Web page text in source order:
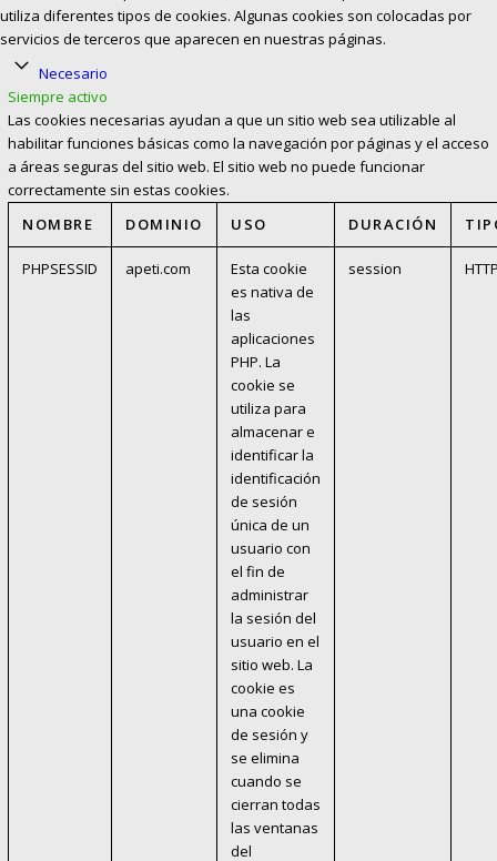
utiliza diferentes tipos de cookies. Algunas cookies son colocadas por
servicios de terceros que aparecen en nuestras páginas.
Necesario
Siempre activo
Las cookies necesarias ayudan a que un sitio web sea utilizable al
habilitar funciones básicas como la navegación por páginas y el acceso
a áreas seguras del sitio web. El sitio web no puede funcionar
correctamente sin estas cookies.
NOMBRE
DOMINIO USO DURACIÓN
PHPSESSID apeti.com
Esta cookie
es nativa de
las
aplicaciones
PHP. La
cookie se
utiliza para
almacenar e
identificar la
identificación
de sesión
única de un
usuario con
el fin de
administrar
la sesión del
usuario en el
sitio web. La
cookie es
una cookie
de sesión y
se elimina
cuando se
cierran todas
las ventanas
del
session